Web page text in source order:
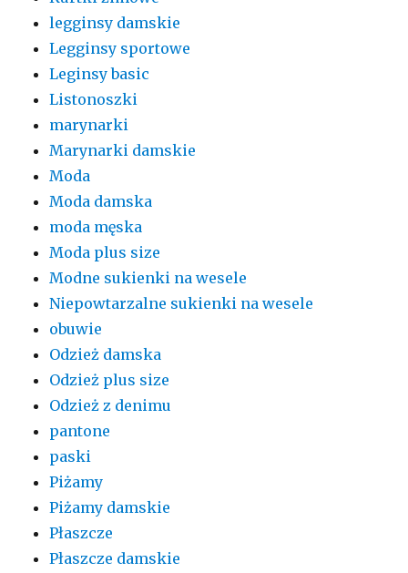
legginsy damskie
Legginsy sportowe
Leginsy basic
Listonoszki
marynarki
Marynarki damskie
Moda
Moda damska
moda męska
Moda plus size
Modne sukienki na wesele
Niepowtarzalne sukienki na wesele
obuwie
Odzież damska
Odzież plus size
Odzież z denimu
pantone
paski
Piżamy
Piżamy damskie
Płaszcze
Płaszcze damskie